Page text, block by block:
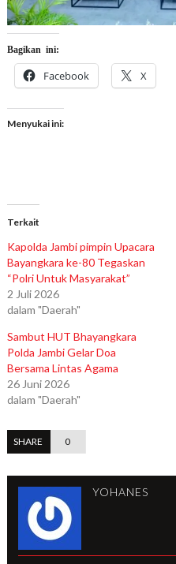
Bagikan ini:
Facebook X
Menyukai ini:
Terkait
Kapolda Jambi pimpin Upacara
Bayangkara ke-80 Tegaskan
“Polri Untuk Masyarakat”
2 Juli 2026
dalam "Daerah"
Sambut HUT Bhayangkara
Polda Jambi Gelar Doa
Bersama Lintas Agama
26 Juni 2026
dalam "Daerah"
SHARE 0
YOHANES